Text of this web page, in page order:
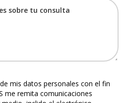
mis datos personales con el fin
me remita comunicaciones